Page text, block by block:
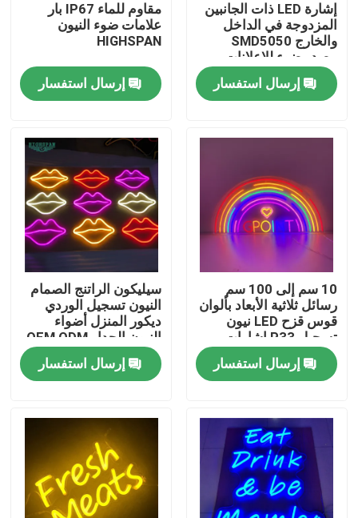
مسكن
منتجات
جولة في المعمل
مراقبة الجودة
اتصل بنا
اطلب اقتباس
قناة الرسالة التوقيع
علامة الرسالة الخلفية
إشارة LED ذات الجانبين
المزدوجة في الداخل
والخارج SMD5050
مصدر ضوء للإعلانات
المثيرة للنظر
إرسال استفسار
مقاوم للماء IP67 بار
علامات ضوء النيون
HIGHSPAN
إرسال استفسار
10 سم إلى 100 سم
رسائل ثلاثية الأبعاد بألوان
قوس قزح LED نيون
تسجيل P33 إشارات
شريط نيون كبيرة
إرسال استفسار
سيليكون الراتنج الصمام
النيون تسجيل الوردي
ديكور المنزل أضواء
النيون الجدار OEM ODM
إرسال استفسار